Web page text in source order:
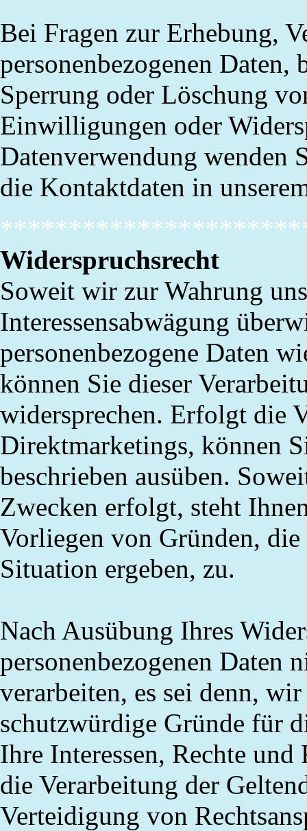
Bei Fragen zur Erhebung,
personenbezogenen
Sperrung oder Löschung
Einwilligungen oder
Datenverwendung wenden
die Kontaktdaten in
Widerspruchsrecht
Soweit wir zur Wahrung
Interessensabwägung
personenbezogene Daten
können Sie dieser
widersprechen. Erfolgt die
Direktmarketings, können
beschrieben ausüben.
Zwecken erfolgt, steht
Vorliegen von Gründen, die
Situation ergeben, zu.
Nach Ausübung Ihres
personenbezogenen Daten
verarbeiten, es sei denn,
schutzwürdige Gründe für
Ihre Interessen, Rechte
die Verarbeitung der
Verteidigung von